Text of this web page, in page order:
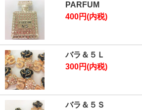
PARFUM
400円(内税)
バラ＆５Ｌ
300円(内税)
バラ＆５Ｓ